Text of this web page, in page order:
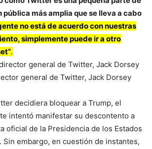
más amplia que se lleva a cabo
no está de acuerdo con nuestras
simplemente puede ir a otro
.
general de Twitter, Jack Dorsey
decidiera bloquear a Trump, el
intentó manifestar su descontento a
oficial de la Presidencia de los Estados
Sin embargo, en cuestión de instantes,